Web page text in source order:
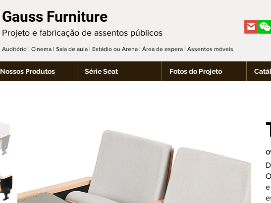
Gauss Furniture
Projeto e fabricação de assentos públicos
Auditório | Cinema | Sala de aula | Estádio ou Arena | Área de espera | Assentos móveis
Nossos Produtos Série Seat Fotos do Projeto